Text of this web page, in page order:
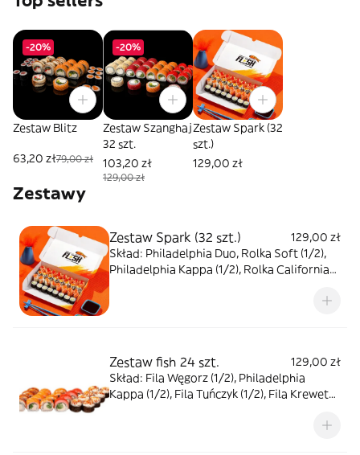
-20%
Zestaw Blitz
63,20 zł79,00 zł
-20%
Zestaw Szanghaj
32 szt.
103,20 zł
129,00 zł
Zestaw Spark (32
szt.)
129,00 zł
Zestawy
Zestaw Spark (32 szt.)
129,00 zł
Skład: Philadelphia Duo, Rolka Soft (1/2),
Philadelphia Kappa (1/2), Rolka California
Zestaw fish 24 szt.
129,00 zł
Skład: Fila Węgorz (1/2), Philadelphia
Kappa (1/2), Fila Tuńczyk (1/2), Fila Krewetka